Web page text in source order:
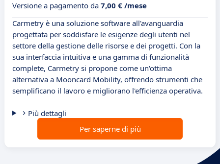
Versione a pagamento da 7,00 € /mese
Carmetry è una soluzione software all'avanguardia
progettata per soddisfare le esigenze degli utenti nel
settore della gestione delle risorse e dei progetti. Con la
sua interfaccia intuitiva e una gamma di funzionalità
complete, Carmetry si propone come un'ottima
alternativa a Mooncard Mobility, offrendo strumenti che
semplificano il lavoro e migliorano l'efficienza operativa.
Più dettagli
Per saperne di più